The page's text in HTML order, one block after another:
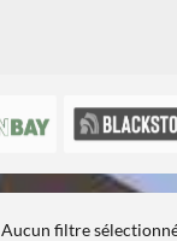
Aucun filtre